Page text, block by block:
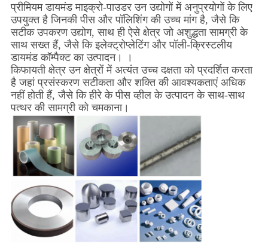
प्रीमियम डायमंड माइक्रो-पाउडर उन उद्योगों में अनुप्रयोगों के लिए
उपयुक्त है जिनकी पीस और पॉलिशिंग की उच्च मांग है, जैसे कि
सटीक उपकरण उद्योग, साथ ही ऐसे क्षेत्र जो अशुद्धता सामग्री के
साथ सख्त हैं, जैसे कि इलेक्ट्रोप्लेटिंग और पॉली-क्रिस्टलीय
डायमंड कॉम्पैक्ट का उत्पादन। ।
किफायती क्षेत्र उन क्षेत्रों में अत्यंत उच्च दक्षता को प्रदर्शित करता
है जहां प्रसंस्करण सटीकता और शक्ति की आवश्यकताएं अधिक
नहीं होती हैं, जैसे कि हीरे के पीस व्हील के उत्पादन के साथ-साथ
पत्थर की सामग्री को चमकाना।